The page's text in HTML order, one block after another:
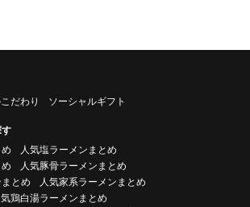
だわり ソーシャルギフト
人気塩ラーメンまとめ
人気豚骨ラーメンまとめ
とめ
人気家系ラーメンまとめ
気鶏白湯ラーメンまとめ